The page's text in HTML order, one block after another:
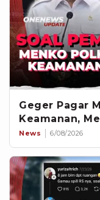
Geger Pagar
Keamanan,
News 6/08/2026